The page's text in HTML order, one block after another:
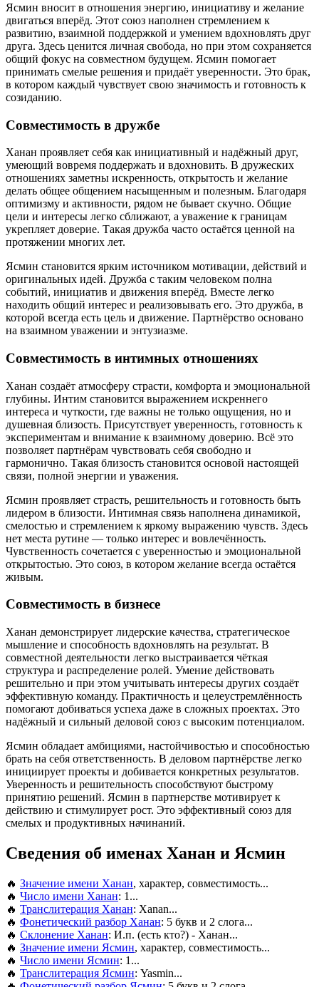
Ясмин вносит в отношения энергию, инициативу и желание
двигаться вперёд. Этот союз наполнен стремлением к
развитию, взаимной поддержкой и умением вдохновлять друг
друга. Здесь ценится личная свобода, но при этом сохраняется
общий фокус на совместном будущем. Ясмин помогает
принимать смелые решения и придаёт уверенности. Это брак,
в котором каждый чувствует свою значимость и готовность к
созиданию.
Совместимость в дружбе
Ханан проявляет себя как инициативный и надёжный друг,
умеющий вовремя поддержать и вдохновить. В дружеских
отношениях заметны искренность, открытость и желание
делать общее общением насыщенным и полезным. Благодаря
оптимизму и активности, рядом не бывает скучно. Общие
цели и интересы легко сближают, а уважение к границам
укрепляет доверие. Такая дружба часто остаётся ценной на
протяжении многих лет.
Ясмин становится ярким источником мотивации, действий и
оригинальных идей. Дружба с таким человеком полна
событий, инициатив и движения вперёд. Вместе легко
находить общий интерес и реализовывать его. Это дружба, в
которой всегда есть цель и движение. Партнёрство основано
на взаимном уважении и энтузиазме.
Совместимость в интимных отношениях
Ханан создаёт атмосферу страсти, комфорта и эмоциональной
глубины. Интим становится выражением искреннего
интереса и чуткости, где важны не только ощущения, но и
душевная близость. Присутствует уверенность, готовность к
экспериментам и внимание к взаимному доверию. Всё это
позволяет партнёрам чувствовать себя свободно и
гармонично. Такая близость становится основой настоящей
связи, полной энергии и уважения.
Ясмин проявляет страсть, решительность и готовность быть
лидером в близости. Интимная связь наполнена динамикой,
смелостью и стремлением к яркому выражению чувств. Здесь
нет места рутине — только интерес и вовлечённость.
Чувственность сочетается с уверенностью и эмоциональной
открытостью. Это союз, в котором желание всегда остаётся
живым.
Совместимость в бизнесе
Ханан демонстрирует лидерские качества, стратегическое
мышление и способность вдохновлять на результат. В
совместной деятельности легко выстраивается чёткая
структура и распределение ролей. Умение действовать
решительно и при этом учитывать интересы других создаёт
эффективную команду. Практичность и целеустремлённость
помогают добиваться успеха даже в сложных проектах. Это
надёжный и сильный деловой союз с высоким потенциалом.
Ясмин обладает амбициями, настойчивостью и способностью
брать на себя ответственность. В деловом партнёрстве легко
инициирует проекты и добивается конкретных результатов.
Уверенность и решительность способствуют быстрому
принятию решений. Ясмин в партнерстве мотивирует к
действию и стимулирует рост. Это эффективный союз для
смелых и продуктивных начинаний.
Сведения об именах Ханан и Ясмин
🔥 Значение имени Ханан, характер, совместимость...
🔥 Число имени Ханан: 1...
🔥 Транслитерация Ханан: Xanan...
🔥 Фонетический разбор Ханан: 5 букв и 2 слога...
🔥 Склонение Ханан: И.п. (есть кто?) - Ханан...
🔥 Значение имени Ясмин, характер, совместимость...
🔥 Число имени Ясмин: 1...
🔥 Транслитерация Ясмин: Yasmin...